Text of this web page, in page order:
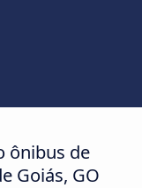
ônibus de
Goiás, GO